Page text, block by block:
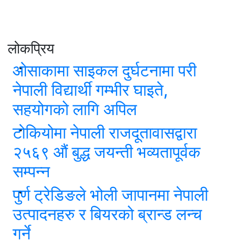
लोकप्रिय
ओसाकामा साइकल दुर्घटनामा परी
नेपाली विद्यार्थी गम्भीर घाइते,
सहयोगको लागि अपिल
टोकियोमा नेपाली राजदूतावासद्वारा
२५६९ औं बुद्ध जयन्ती भव्यतापूर्वक
सम्पन्न
पुर्ण ट्रेडिङले भोली जापानमा नेपाली
उत्पादनहरु र बियरको ब्रान्ड लन्च
गर्ने